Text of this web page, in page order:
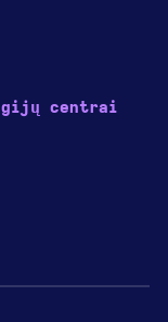
centrai